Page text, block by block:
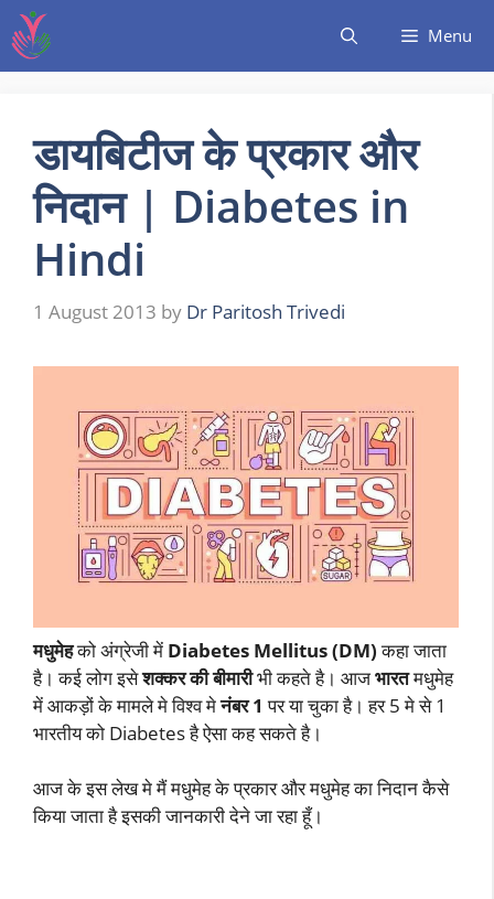
Menu
डायबिटीज के प्रकार और
निदान | Diabetes in
Hindi
1 August 2013 by Dr Paritosh Trivedi
मधुमेहको अंग्रेजी में Diabetes Mellitus (DM)कहा जाता
है। कई लोग इसेशक्कर की बीमारीभी कहते है। आजभारतमधुमेह
में आकड़ों के मामले मे विश्व मेनंबर 1 पर या चुका है। हर 5 मे से 1
भारतीय को Diabetes है ऐसा कह सकते है।
आज के इस लेख मे मैं मधुमेह के प्रकार और मधुमेह का निदान कैसे
किया जाता है इसकी जानकारी देने जा रहा हूँ।